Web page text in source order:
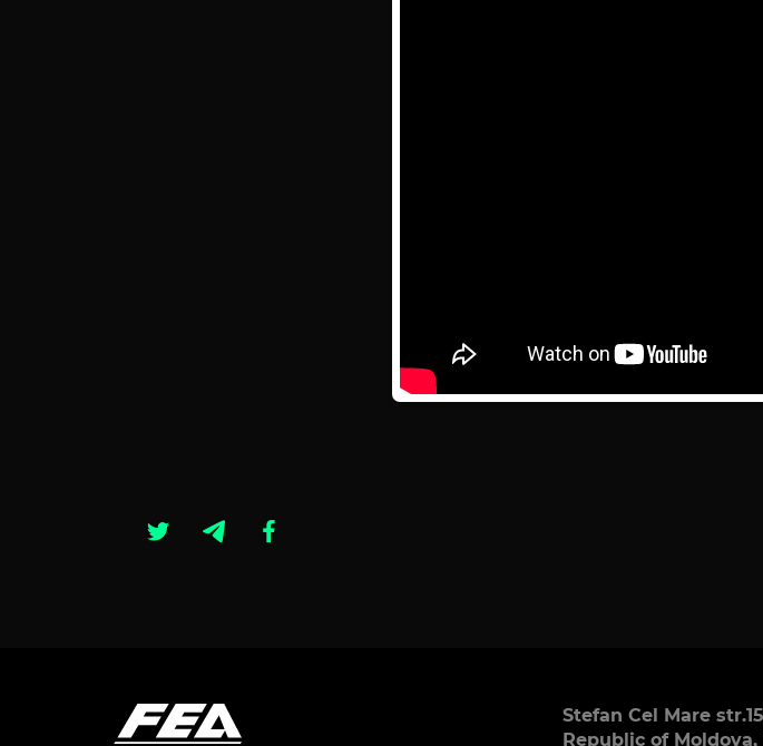
Stefan Cel Mare
Republic of Moldova,